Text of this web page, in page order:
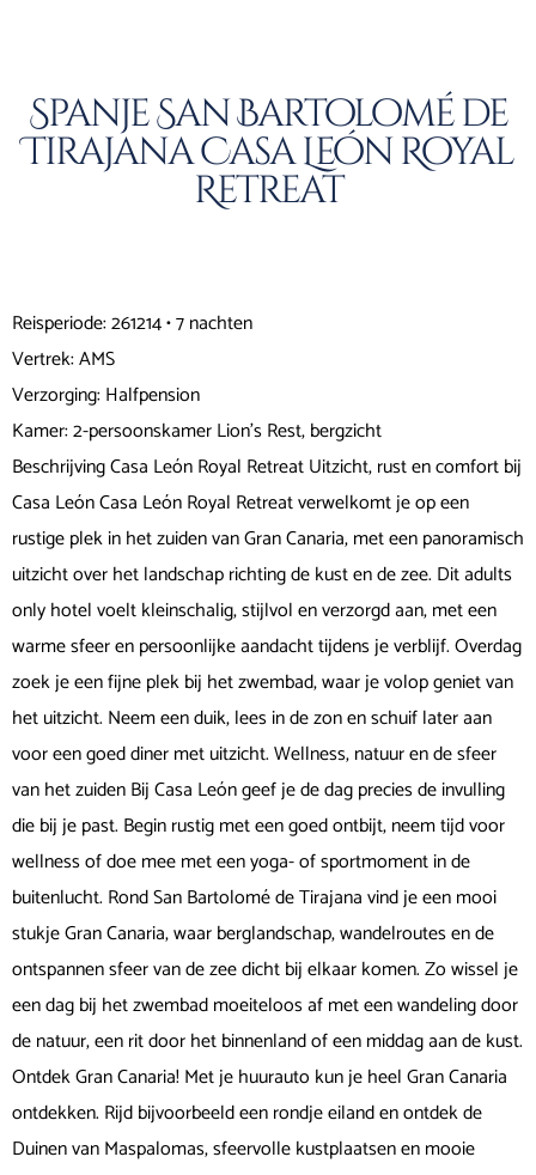
Spanje San Bartolomé de
Tirajana Casa León Royal
Retreat
Reisperiode: 261214 • 7 nachten
Vertrek: AMS
Verzorging: Halfpension
Kamer: 2-persoonskamer Lion’s Rest, bergzicht
Beschrijving Casa León Royal Retreat Uitzicht, rust en comfort bij
Casa León Casa León Royal Retreat verwelkomt je op een
rustige plek in het zuiden van Gran Canaria, met een panoramisch
uitzicht over het landschap richting de kust en de zee. Dit adults
only hotel voelt kleinschalig, stijlvol en verzorgd aan, met een
warme sfeer en persoonlijke aandacht tijdens je verblijf. Overdag
zoek je een fijne plek bij het zwembad, waar je volop geniet van
het uitzicht. Neem een duik, lees in de zon en schuif later aan
voor een goed diner met uitzicht. Wellness, natuur en de sfeer
van het zuiden Bij Casa León geef je de dag precies de invulling
die bij je past. Begin rustig met een goed ontbijt, neem tijd voor
wellness of doe mee met een yoga- of sportmoment in de
buitenlucht. Rond San Bartolomé de Tirajana vind je een mooi
stukje Gran Canaria, waar berglandschap, wandelroutes en de
ontspannen sfeer van de zee dicht bij elkaar komen. Zo wissel je
een dag bij het zwembad moeiteloos af met een wandeling door
de natuur, een rit door het binnenland of een middag aan de kust.
Ontdek Gran Canaria! Met je huurauto kun je heel Gran Canaria
ontdekken. Rijd bijvoorbeeld een rondje eiland en ontdek de
Duinen van Maspalomas, sfeervolle kustplaatsen en mooie